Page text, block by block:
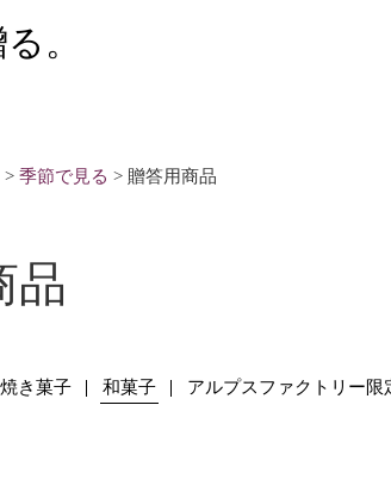
。
> 季節で見る > 贈答用商品
品
焼き菓子 和菓子 アルプスファクトリー限